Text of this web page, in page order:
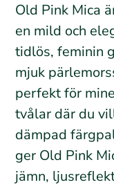
Old Pink Mica
en mild och
tidlös, feminin
mjuk
perfekt för
tvålar där du
dämpad
ger Old Pink
jämn,